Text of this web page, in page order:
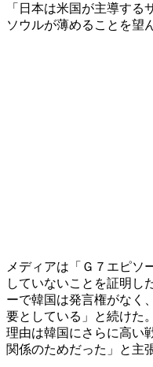
「日本は米国が主導する
ソウルが薄めることを望
メディアは「Ｇ７エピソ
していないことを証明し
ーで韓国は発言権がなく
要としている」と続けた
理由は韓国にさらに高い
関係のためだった」と主